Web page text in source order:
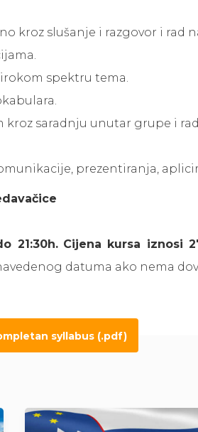
kroz slušanje i razgovor i rad
.
spektru tema.
saradnju unutar grupe i
prezentiranja,
21:30h. Cijena kursa iznosi
datuma ako nema
syllabus (.pdf)